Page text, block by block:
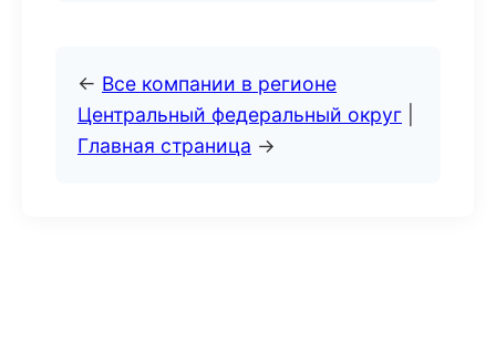
← Все компании в регионе
Центральный федеральный округ
Главная страница →